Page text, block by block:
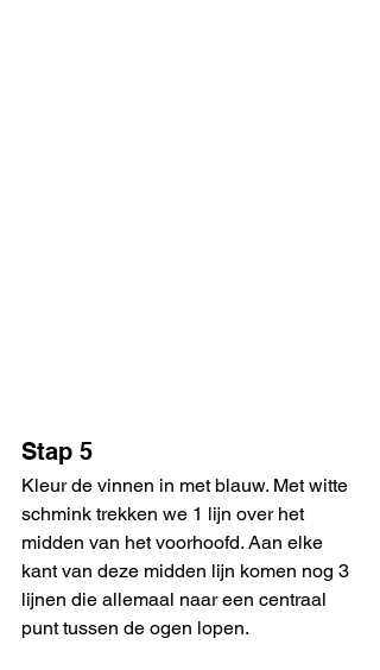
Stap 5
Kleur de vinnen in met blauw. Met witte
schmink trekken we 1 lijn over het
midden van het voorhoofd. Aan elke
kant van deze midden lijn komen nog 3
lijnen die allemaal naar een centraal
punt tussen de ogen lopen.